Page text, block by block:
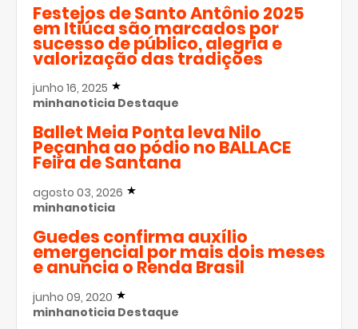
Festejos de Santo Antônio 2025
em Itiúca são marcados por
sucesso de público, alegria e
valorização das tradições
junho 16, 2025
minhanoticia Destaque
Ballet Meia Ponta leva Nilo
Peçanha ao pódio no BALLACE
Feira de Santana
agosto 03, 2026
minhanoticia
Guedes confirma auxílio
emergencial por mais dois meses
e anuncia o Renda Brasil
junho 09, 2020
minhanoticia Destaque